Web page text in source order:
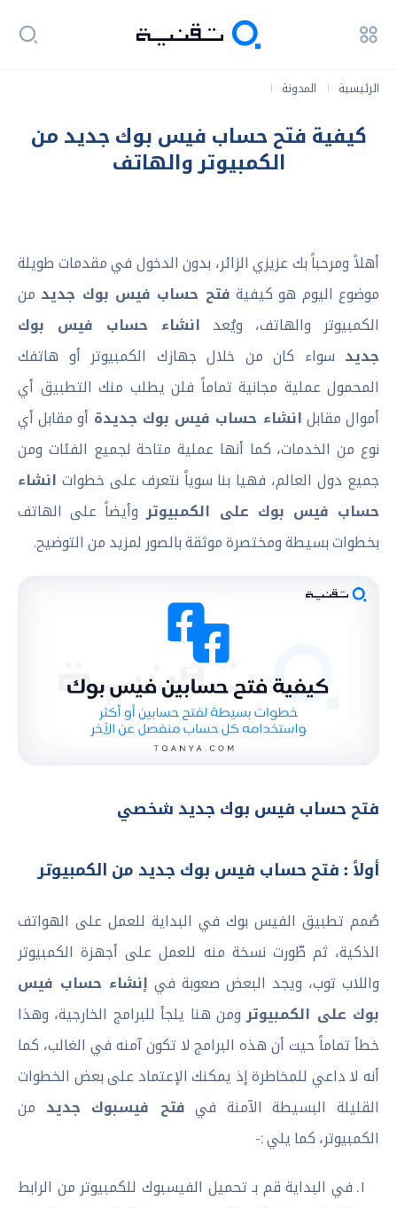
الرئيسية | المدونة |
كيفية فتح حساب فيس بوك جديد من
الكمبيوتر والهاتف
أهلاً ومرحباً بك عزيزي الزائر، بدون الدخول في مقدمات طويلة
موضوع اليوم هو كيفية فتح حساب فيس بوك جديد من
الكمبيوتر والهاتف، ويُعد انشاء حساب فيس بوك
جديد سواء كان من خلال جهازك الكمبيوتر أو هاتفك
المحمول عملية مجانية تماماً فلن يطلب منك التطبيق أي
أموال مقابل انشاء حساب فيس بوك جديدة أو مقابل أي
نوع من الخدمات، كما أنها عملية متاحة لجميع الفئات ومن
جميع دول العالم، فهيا بنا سوياً نتعرف على خطوات انشاء
حساب فيس بوك على الكمبيوتر
وأيضاً على الهاتف
بخطوات بسيطة ومختصرة موثقة بالصور لمزيد من التوضيح.
فتح حساب فيس بوك جديد شخصي
أولاً : فتح حساب فيس بوك جديد من الكمبيوتر
صُمم تطبيق الفيس بوك في البداية للعمل على الهواتف
الذكية، ثم طّورت نسخة منه للعمل على أجهزة الكمبيوتر
واللاب توب، ويجد البعض صعوبة في إنشاء حساب فيس
بوك على الكمبيوتر ومن هنا يلجأ للبرامج الخارجية، وهذا
خطأ تماماً حيت أن هذه البرامج لا تكون آمنه في الغالب، كما
أنه لا داعي للمخاطرة إذ يمكنك الإعتماد على بعض الخطوات
القليلة البسيطة الآمنة في فتح فيسبوك جديد من
الكمبيوتر، كما يلي :-
في البداية قم بـ تحميل الفيسبوك للكمبيوتر من الرابط